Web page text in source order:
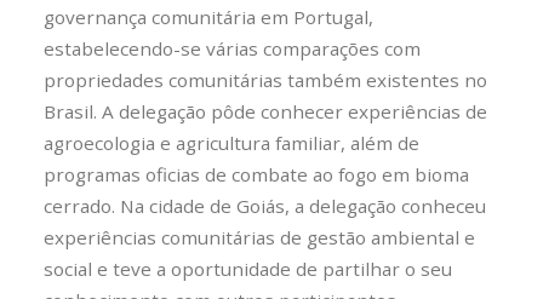
governança comunitária em Portugal,
estabelecendo-se várias comparações com
propriedades comunitárias também existentes no
Brasil. A delegação pôde conhecer experiências de
agroecologia e agricultura familiar, além de
programas oficias de combate ao fogo em bioma
cerrado. Na cidade de Goiás, a delegação conheceu
experiências comunitárias de gestão ambiental e
social e teve a oportunidade de partilhar o seu